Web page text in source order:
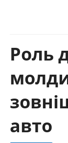
Роль
авто